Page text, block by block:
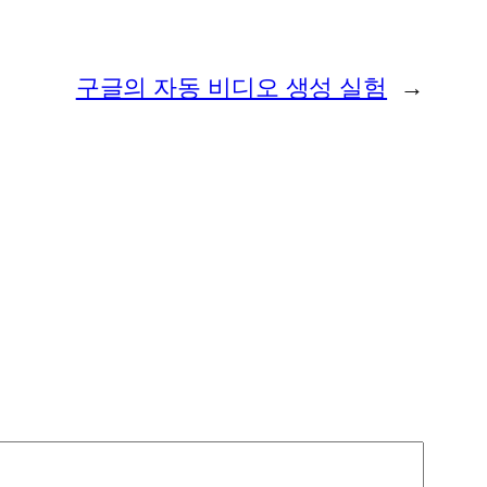
구글의 자동 비디오 생성 실험 →